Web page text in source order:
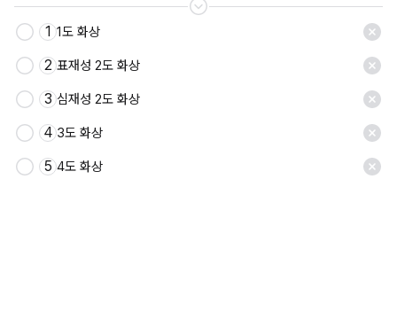
저장
1 1도 화상
2 표재성 2도 화상
3 심재성 2도 화상
4 3도 화상
5 4도 화상